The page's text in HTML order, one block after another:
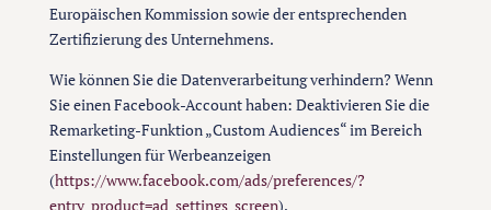
Europäischen Kommission sowie der entsprechenden
Zertifizierung des Unternehmens.
Wie können Sie die Datenverarbeitung verhindern? Wenn
Sie einen Facebook-Account haben: Deaktivieren Sie die
Remarketing-Funktion „Custom Audiences“ im Bereich
Einstellungen für Werbeanzeigen
(https://www.facebook.com/ads/preferences/?
entry_product=ad_settings_screen).